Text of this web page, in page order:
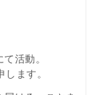
活動。
ます。